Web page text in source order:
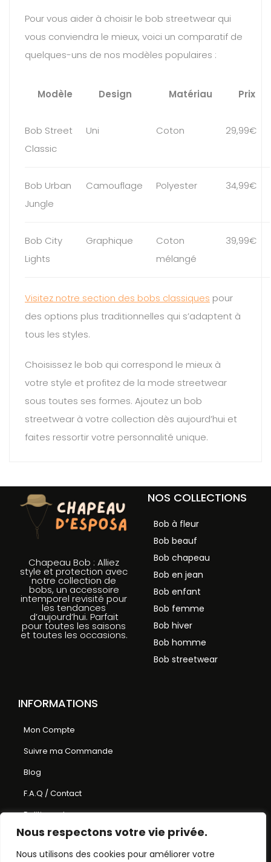
Nous respectons votre vie privée.
Nous utilisons des cookies pour améliorer votre
Pour vous aider à choisir le bob streetwear qui
vous conviendra le mieux, voici un comparatif de
quelques-uns de nos modèles populaires :
Modèle Design Matériau Prix
Bob Street
Classic
Uni Coton 29,99€
Bob Urban
Jungle
Camouflage Polyester 34,99€
Bob City
Lights
Graphique
Coton
mélangé
39,99€
Visitez notre section des bobs classiques pour
des options plus traditionnelles qui s’adaptent à
tous les styles.
Choisissez le bob qui correspond le mieux à
votre style et profitez de la mode streetwear
sous toutes ses formes. Ajoutez un bob
streetwear à votre collection dès aujourd’hui et
faites ressortir votre personnalité unique.
Chapeau Bob : Alliez
style et protection avec
notre collection de
bobs, un accessoire
intemporel revisité pour
les tendances
d’aujourd’hui. Parfait
pour toutes les saisons
et toutes les occasions.
NOS COLLECTIONS
Bob à fleur
Bob beauf
Bob chapeau
Bob en jean
Bob enfant
Bob femme
Bob hiver
Bob homme
Bob streetwear
INFORMATIONS
Mon Compte
Suivre ma Commande
Blog
F.A.Q / Contact
Politique de
remboursement et de
retours